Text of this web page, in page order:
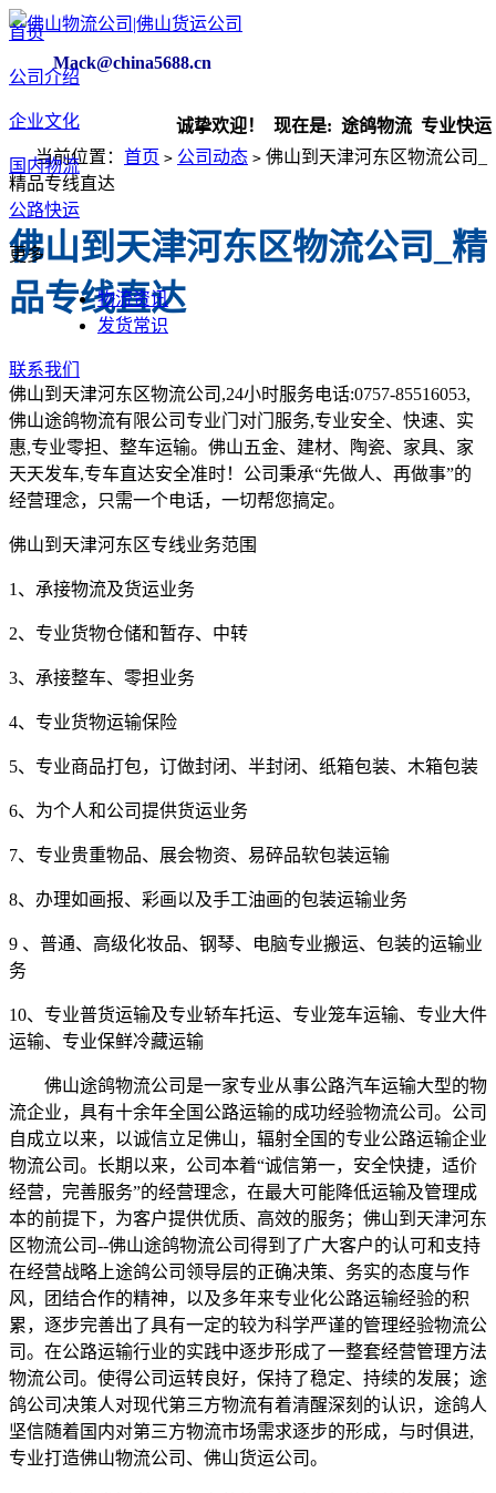
Mack@china5688.cn
诚挚欢迎！ 现在是:途鸽物流 专业快运
首页
公司介绍
企业文化
国内物流
公路快运
更多
物流资讯
发货常识
联系我们
当前位置： 首页 > 公司动态 > 佛山到天津河东区物流公司_
精品专线直达
佛山到天津河东区物流公司_精
品专线直达
佛山到天津河东区物流公司 ,24小时服务电话:0757-85516053,
佛山途鸽物流有限公司专业门对门服务,专业安全、快速、实
惠,专业零担、整车运输。佛山五金、建材、陶瓷、家具、家
天天发车,专车直达安全准时！公司秉承“先做人、再做事”的
经营理念，只需一个电话，一切帮您搞定。
佛山到天津河东区专线业务范围
1 、承接物流及货运业务
2、 专业货物仓储和暂存、中转
3、承接整车、零担业务
4、 专业货物运输保险
5、 专业商品打包，订做封闭、半封闭、纸箱包装、木箱包装
6、为个人和公司提供货运业务
7、 专业贵重物品、展会物资、易碎品软包装运输
8、办理如画报、彩画以及手工油画的包装运输业务
9 、普通、高级化妆品、钢琴、电脑专业搬运、包装的运输业
务
10、专业普货运输及专业轿车托运、专业笼车运输、专业大件
运输、专业保鲜冷藏运输
佛山途鸽物流公司是一家专业从事公路汽车运输大型的物
流企业，具有十余年全国公路运输的成功经验物流公司。公司
自成立以来，以诚信立足佛山，辐射全国的专业公路运输企业
物流公司。长期以来，公司本着“诚信第一，安全快捷，适价
经营，完善服务”的经营理念，在最大可能降低运输及管理成
本的前提下，为客户提供优质、高效的服务；佛山到天津河东
区物流公司--佛山途鸽物流公司得到了广大客户的认可和支持
在经营战略上途鸽公司领导层的正确决策、务实的态度与作
风，团结合作的精神，以及多年来专业化公路运输经验的积
累，逐步完善出了具有一定的较为科学严谨的管理经验物流公
司。在公路运输行业的实践中逐步形成了一整套经营管理方法
物流公司。使得公司运转良好，保持了稳定、持续的发展；途
鸽公司决策人对现代第三方物流有着清醒深刻的认识，途鸽人
坚信随着国内对第三方物流市场需求逐步的形成，与时俱进,
专业打造佛山物流公司、佛山货运公司。